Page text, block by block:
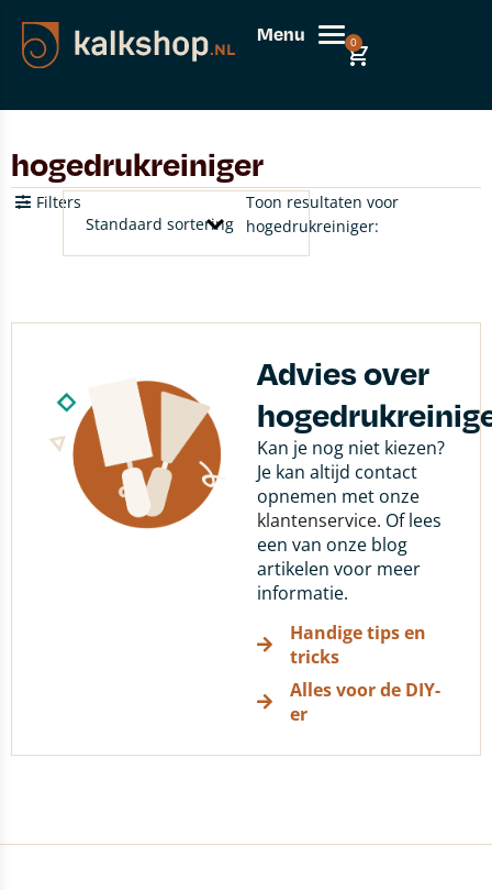
Menu 0
hogedrukreiniger
Toon resultaten voor
hogedrukreiniger:
Filters
Advies over
Kan je nog niet kiezen?
Je kan altijd contact
opnemen met onze
klantenservice. Of lees
een van onze blog
artikelen voor meer
informatie.
Handige tips en
tricks
Alles voor de DIY-
er